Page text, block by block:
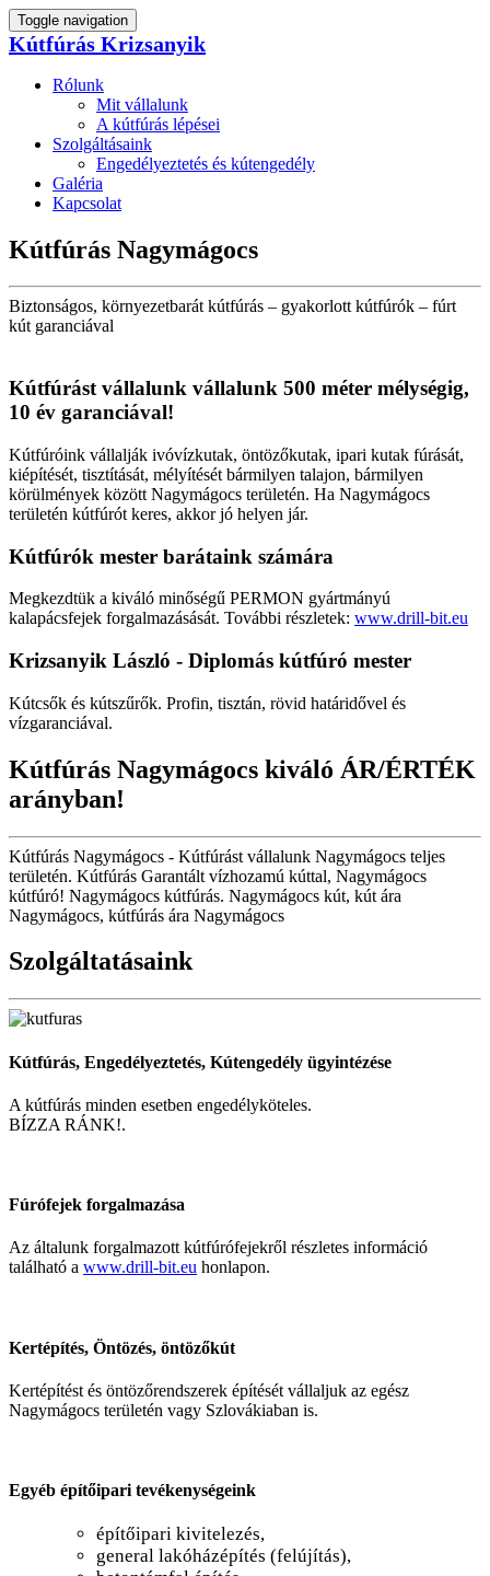
Toggle navigation
Kútfúrás Krizsanyik
Rólunk
Mit vállalunk
A kútfúrás lépései
Szolgáltásaink
Engedélyeztetés és kútengedély
Galéria
Kapcsolat
Kútfúrás Nagymágocs
Biztonságos, környezetbarát kútfúrás – gyakorlott kútfúrók – fúrt
kút garanciával
Kútfúrást vállalunk vállalunk 500 méter mélységig,
10 év garanciával!
Kútfúróink vállalják ivóvízkutak, öntözőkutak, ipari kutak fúrását,
kiépítését, tisztítását, mélyítését bármilyen talajon, bármilyen
körülmények között Nagymágocs területén. Ha Nagymágocs
területén kútfúrót keres, akkor jó helyen jár.
Kútfúrók mester barátaink számára
Megkezdtük a kiváló minőségű PERMON gyártmányú
kalapácsfejek forgalmazásását. További részletek: www.drill-bit.eu
Krizsanyik László - Diplomás kútfúró mester
Kútcsők és kútszűrők. Profin, tisztán, rövid határidővel és
vízgaranciával.
Kútfúrás Nagymágocs kiváló ÁR/ÉRTÉK
arányban!
Kútfúrás Nagymágocs - Kútfúrást vállalunk Nagymágocs teljes
területén. Kútfúrás Garantált vízhozamú kúttal, Nagymágocs
kútfúró! Nagymágocs kútfúrás. Nagymágocs kút, kút ára
Nagymágocs, kútfúrás ára Nagymágocs
Szolgáltatásaink
Kútfúrás, Engedélyeztetés, Kútengedély ügyintézése
A kútfúrás minden esetben engedélyköteles.
BÍZZA RÁNK!.
Fúrófejek forgalmazása
Az általunk forgalmazott kútfúrófejekről részletes információ
található a www.drill-bit.eu honlapon.
Kertépítés, Öntözés, öntözőkút
Kertépítést és öntözőrendszerek építését vállaljuk az egész
Nagymágocs területén vagy Szlovákiaban is.
Egyéb építőipari tevékenységeink
építőipari kivitelezés,
general lakóházépítés (felújítás),